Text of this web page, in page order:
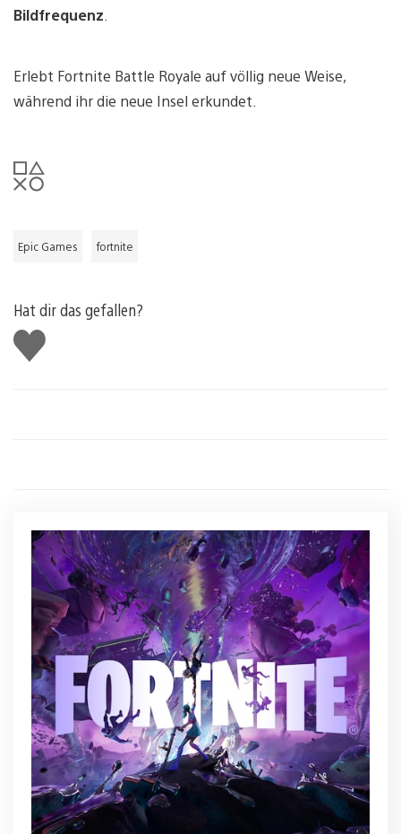
Bildfrequenz
Erlebt Fortnite Battle Royale auf völlig neue Weise,
während ihr die neue Insel erkundet.
Epic Games fortnite
Hat dir das gefallen?
Gefällt
mir